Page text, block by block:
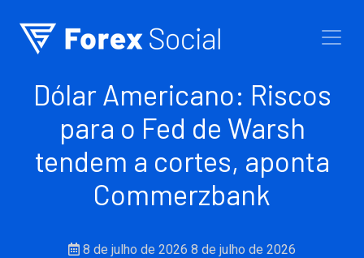
Dólar Americano: Riscos
para o Fed de Warsh
tendem a cortes, aponta
Commerzbank
8 de julho de 2026 8 de julho de 2026